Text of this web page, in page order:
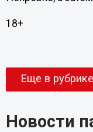
18+
Еще в рубрике
Новости